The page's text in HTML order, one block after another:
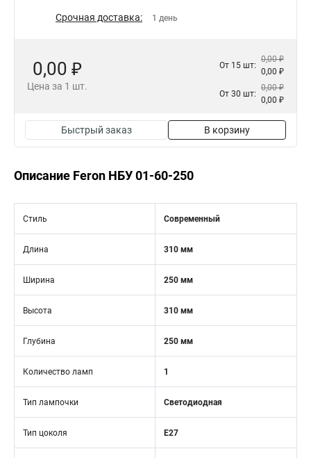
Срочная доставка: 1 день
0,00 ₽
Цена за 1 шт.
От 15 шт:
0,00 ₽
0,00 ₽
От 30 шт:
0,00 ₽
0,00 ₽
Быстрый заказ В корзину
Описание Feron НБУ 01-60-250
Стиль Современный
Длина 310 мм
Ширина 250 мм
Высота 310 мм
Глубина 250 мм
Количество ламп 1
Тип лампочки Светодиодная
Тип цоколя E27